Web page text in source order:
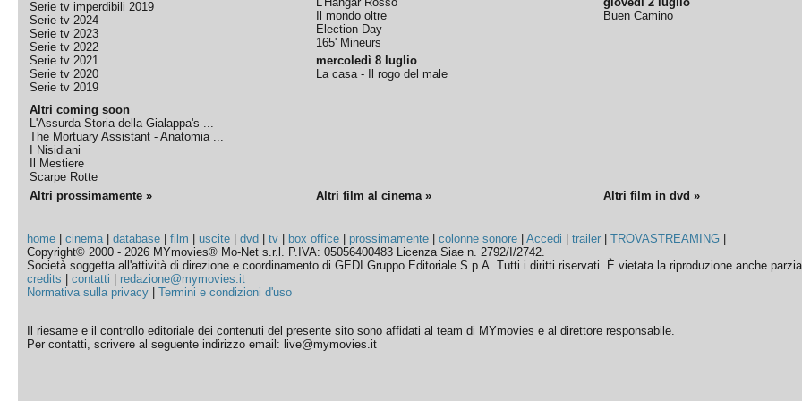
Serie tv imperdibili 2019
Serie tv 2024
Serie tv 2023
Serie tv 2022
Serie tv 2021
Serie tv 2020
Serie tv 2019
Altri coming soon
L'Assurda Storia della Gialappa's ...
The Mortuary Assistant - Anatomia ...
I Nisidiani
Il Mestiere
Scarpe Rotte
Il mondo oltre
Election Day
165' Mineurs
mercoledì 8 luglio
La casa - Il rogo del male
Buen Camino
Altri prossimamente » Altri film al cinema » Altri film in dvd »
home |cinema|database |film |uscite |dvd |tv box office prossimamente |colonne sonore |Accedi |trailer |TROVASTREAMING
Copyright© 2000 - 2026 MYmovies® Mo-Net s.r.l. P.IVA: 05056400483 Licenza Siae n. 2792/I/2742.
Società soggetta all'attività di direzione e coordinamento di GEDI Gruppo Editoriale S.p.A. Tutti i diritti riservati. È vietata la riproduzione anche
credits |contatti
redazione@mymovies.it
Normativa sulla privacy |Termini e condizioni d'uso
Il riesame e il controllo editoriale dei contenuti del presente sito sono affidati al team di MYmovies e al direttore responsabile.
Per contatti, scrivere al seguente indirizzo email: live@mymovies.it